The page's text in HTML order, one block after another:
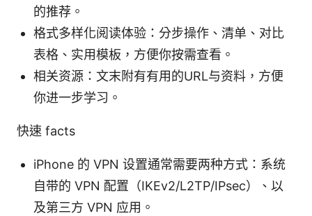
的推荐。
格式多样化阅读体验：分步操作、清单、对比
表格、实用模板，方便你按需查看。
相关资源：文末附有有用的URL与资料，方便
你进一步学习。
快速 facts
iPhone 的 VPN 设置通常需要两种方式：系统
自带的 VPN 配置（IKEv2/L2TP/IPsec）、以
及第三方 VPN 应用。